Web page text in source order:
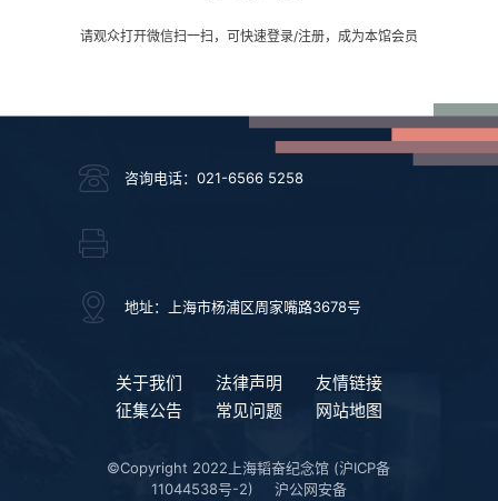
请观众打开微信扫一扫，可快速登录/注册，成为本馆会员
咨询电话：021-6566 5258
地址：上海市杨浦区周家嘴路3678号
关于我们 法律声明
友情链接
征集公告
常见问题 网站地图
©Copyright 2022上海韬奋纪念馆 (沪ICP备
11044538号-2)
沪公网安备